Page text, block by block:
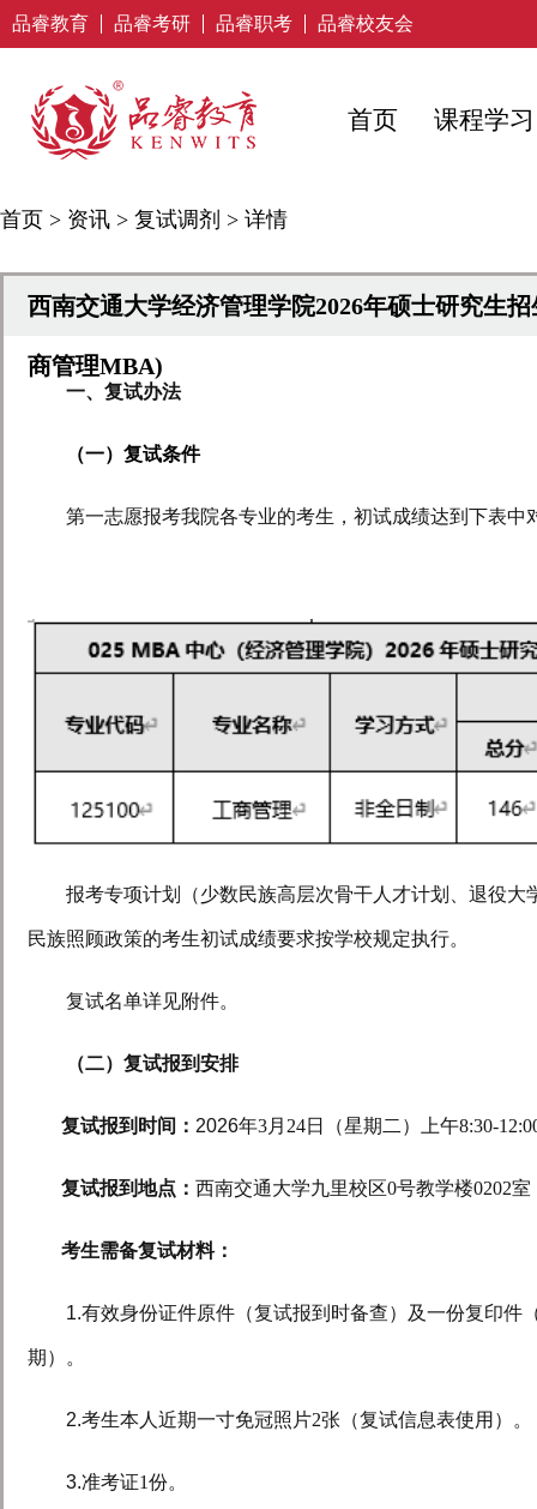
品睿教育 品睿考研 品睿职考 品睿校友会
首页 课程学习
首页 > 资讯 > 复试调剂 > 详情
西南交通大学经济管理学院2026年硕士研究生
商管理MBA)
一、复试办法
（一）复试条件
第一志愿报考我院各专业的考生，初试成绩达到下表
报考专项计划（少数民族高层次骨干人才计划、退役
民族照顾政策的考生初试成绩要求按学校规定执行。
复试名单详见附件。
（二） 复试报到安排
复试报到时间： 2026年3月 24日（星期二）上午8:30-
复试报到地点： 西南交通大学九里校区0号教学楼0202室
考生需备复试材料：
1.有效身份证件原件（复试报到时备查）及一份复印件
期）。
2.考生本人近期一寸免冠照片2张（复试信息表使用）。
3.准考证1份。